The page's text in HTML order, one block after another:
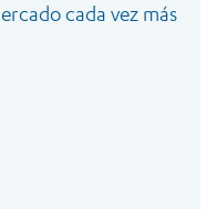
cada vez más